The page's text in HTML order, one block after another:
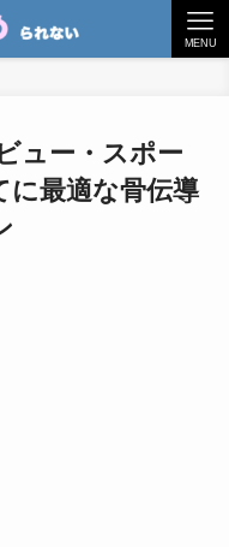
MENU
ュー・スポー
に最適な骨伝導